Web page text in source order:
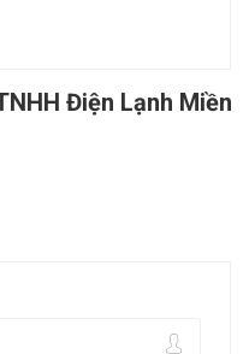
Điện Lạnh Miền